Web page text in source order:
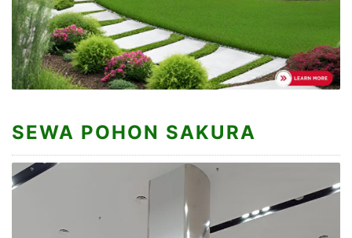
SEWA POHON SAKURA